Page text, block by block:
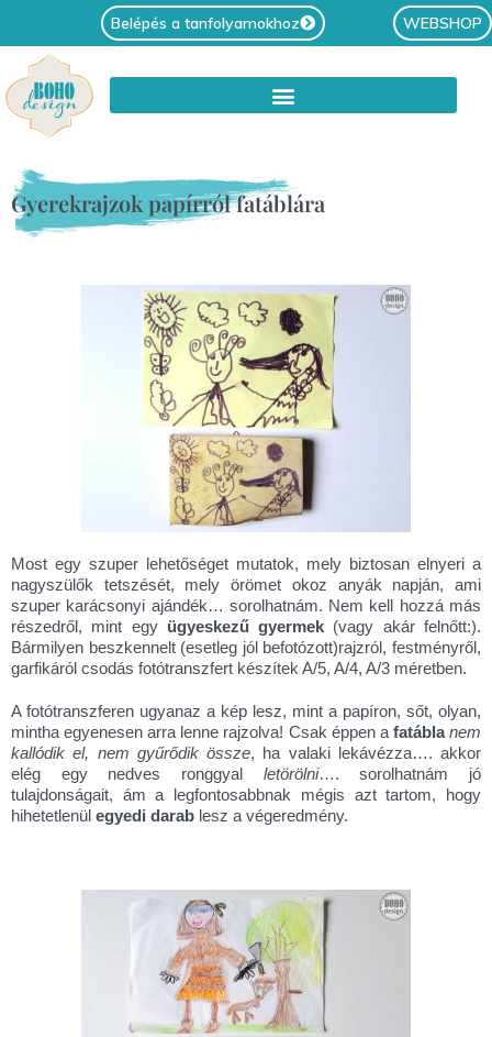
Belépés a tanfolyamokhoz WEBSHOP
Gyerekrajzok papírról fatáblára
Most egy szuper lehetőséget mutatok, mely biztosan elnyeri a
nagyszülők tetszését, mely örömet okoz anyák napján, ami
szuper karácsonyi ajándék… sorolhatnám. Nem kell hozzá más
részedről, mint egy ügyeskezű gyermek (vagy akár felnőtt:).
Bármilyen beszkennelt (esetleg jól befotózott)rajzról, festményről,
garfikáról csodás fotótranszfert készítek A/5, A/4, A/3 méretben.
A fotótranszferen ugyanaz a kép lesz, mint a papíron, sőt, olyan,
mintha egyenesen arra lenne rajzolva! Csak éppen a fatáblanem
kallódik el, nem gyűrődik össze, ha valaki lekávézza…. akkor
elég egy nedves ronggyal letörölni…. sorolhatnám jó
tulajdonságait, ám a legfontosabbnak mégis azt tartom, hogy
hihetetlenül egyedi darab lesz a végeredmény.